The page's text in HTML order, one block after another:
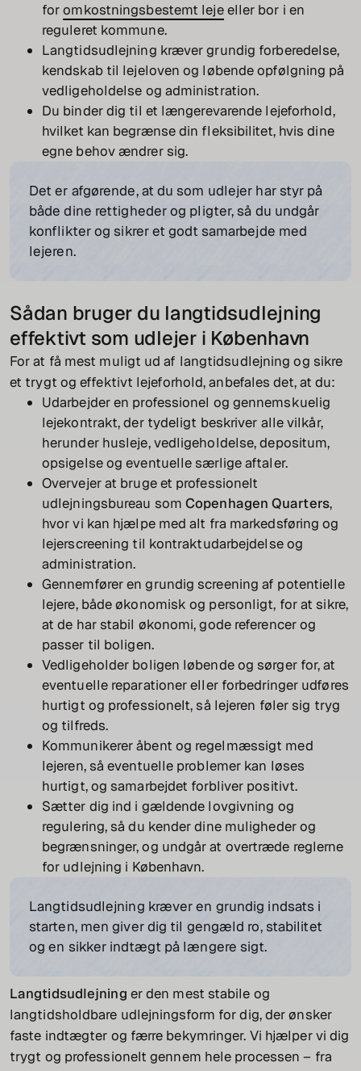
foromkostningsbestemt lejeeller bor i en
reguleret kommune.
Langtidsudlejning kræver grundig forberedelse,
kendskab til lejeloven og løbende opfølgning på
vedligeholdelse og administration.
Du binder dig til et længerevarende lejeforhold,
hvilket kan begrænse din fleksibilitet, hvis dine
egne behov ændrer sig.
Det er afgørende, at du som udlejer har styr på
både dine rettigheder og pligter, så du undgår
konflikter og sikrer et godt samarbejde med
lejeren.
Sådan bruger du langtidsudlejning
effektivt som udlejer i København
For at få mest muligt ud af langtidsudlejning og sikre
et trygt og effektivt lejeforhold, anbefales det, at du:
Udarbejder en professionel og gennemskuelig
lejekontrakt, der tydeligt beskriver alle vilkår,
herunder husleje, vedligeholdelse, depositum,
opsigelse og eventuelle særlige aftaler.
Overvejer at bruge et professionelt
udlejningsbureau somCopenhagen Quarters,
hvor vi kan hjælpe med alt fra markedsføring og
lejerscreening til kontraktudarbejdelse og
administration.
Gennemfører en grundig screening af potentielle
lejere, både økonomisk og personligt, for at sikre,
at de har stabil økonomi, gode referencer og
passer til boligen.
Vedligeholder boligen løbende og sørger for, at
eventuelle reparationer eller forbedringer udføres
hurtigt og professionelt, så lejeren føler sig tryg
og tilfreds.
Kommunikerer åbent og regelmæssigt med
lejeren, så eventuelle problemer kan løses
hurtigt, og samarbejdet forbliver positivt.
Sætter dig ind i gældende lovgivning og
regulering, så du kender dine muligheder og
begrænsninger, og undgår at overtræde reglerne
for udlejning i København.
Langtidsudlejning kræver en grundig indsats i
starten, men giver dig til gengæld ro, stabilitet
og en sikker indtægt på længere sigt.
Langtidsudlejning er den mest stabile og
langtidsholdbare udlejningsform for dig, der ønsker
faste indtægter og færre bekymringer. Vi hjælper vi dig
trygt og professionelt gennem hele processen – fra